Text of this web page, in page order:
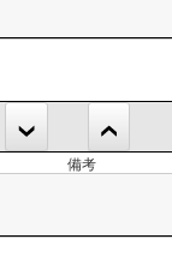
備考